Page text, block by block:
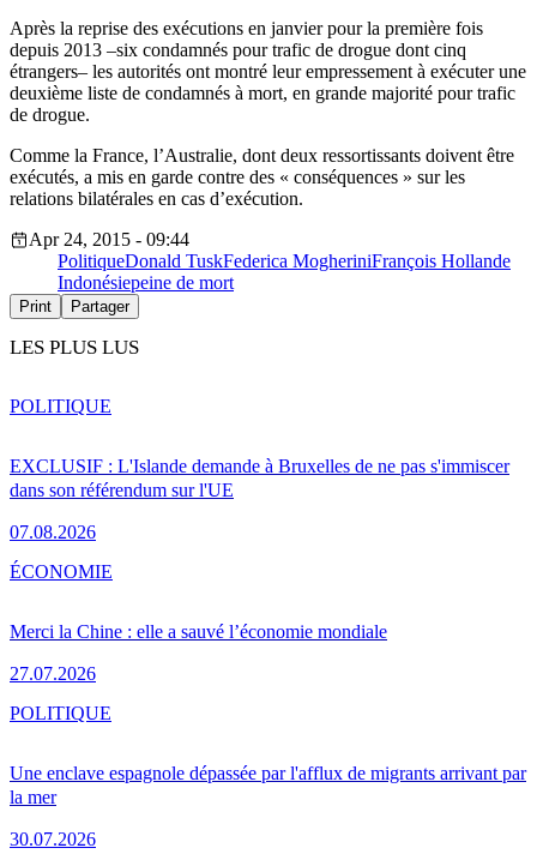
Après la reprise des exécutions en janvier pour la première fois
depuis 2013 –six condamnés pour trafic de drogue dont cinq
étrangers– les autorités ont montré leur empressement à exécuter une
deuxième liste de condamnés à mort, en grande majorité pour trafic
de drogue.
Comme la France, l’Australie, dont deux ressortissants doivent être
exécutés, a mis en garde contre des « conséquences » sur les
relations bilatérales en cas d’exécution.
Apr 24, 2015 - 09:44
PolitiqueDonald TuskFederica MogheriniFrançois Hollande
Indonésiepeine de mort
Print Partager
LES PLUS LUS
EXCLUSIF : L'Islande demande à Bruxelles de ne pas s'immiscer
dans son référendum sur l'UE
07.08.2026
POLITIQUE
Merci la Chine : elle a sauvé l’économie mondiale
27.07.2026
ÉCONOMIE
Une enclave espagnole dépassée par l'afflux de migrants arrivant par
la mer
30.07.2026
POLITIQUE